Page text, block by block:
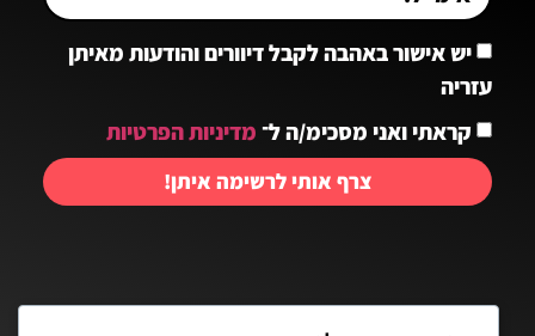
יש אישור באהבה לקבל דיוורים והודעות מאיתן
עזריה
קראתי ואני מסכימ/ה ל־ מדיניות הפרטיות
צרף אותי לרשימה איתן!